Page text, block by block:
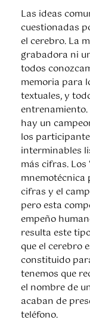
Las ideas
cuestionadas
el cerebro. La
grabadora ni
todos
memoria para
textuales, y
entrenamiento.
hay un
los
interminables
más cifras. Los
mnemotécnica
cifras y el
pero esta
empeño
resulta este
que el cerebro
constituido
tenemos que
el nombre de
acaban de
teléfono.